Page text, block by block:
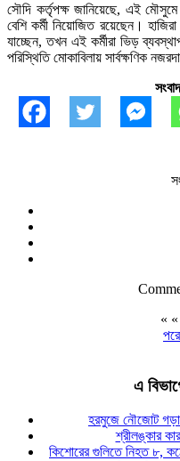
সৌদি কর্তৃপক্ষ জানিয়েছে, এই মৌসুমে
বেশি কর্মী নিয়োজিত রয়েছেন।
যাচ্ছেন, তখন এই কর্মীরা ভিড়
পরিস্থিতি মোকাবিলায় সার্বক্ষণিক
« «
এ
হরমুজে নৌজোট
শ্রীলঙ্কার
কিশোরের গুলিতে নিহত ৮,